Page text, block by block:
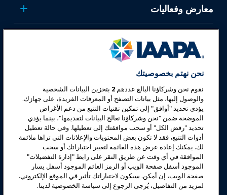
معارض وفعاليات
السلامة والأمان
الدعوة
البحوث والتقارير
حول IAAPA
نحن نهتم بخصوصيتك
نقوم نحن وشركاؤنا البالغ عددهم 2 بتخزين البيانات الشخصية
والوصول إليها، مثل بيانات التصفح أو المعرفات الفريدة، على جهازك.
يؤدي تحديد "أوافق" إلى تمكين تقنيات التتبع من دعم الأغراض
الموضحة ضمن "نحن وشركاؤنا نعالج البيانات لتقديمها"، بينما يؤدي
تحديد "رفض الكل" أو سحب موافقتك إلى تعطيلها. وفي حالة تعطيل
أدوات التتبع، فقد لا تكون بعض المحتويات والإعلانات التي تراها ملائمة
لك. يمكنك إعادة عرض هذه القائمة لتغيير اختياراتك أو سحب
الموافقة في أي وقت عن طريق النقر على رابط "إدارة التفضيلات"
الموجود أسفل صفحة الويب أو الرمز العائم الموجود أسفل يسار
صفحة الويب، إن أمكن. سيكون لاختياراتك تأثير في الموقع الإلكتروني.
لمزيد من التفاصيل، يُرجى الرجوع إلى سياسة الخصوصية لدينا.